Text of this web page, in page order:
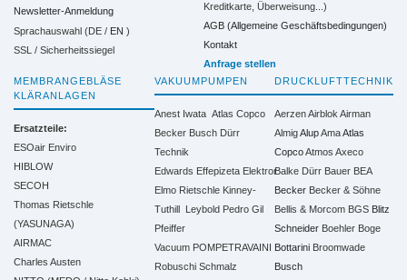
Newsletter-Anmeldung
Sprachauswahl (DE / EN )
SSL / Sicherheitssiegel
Kreditkarte, Überweisung...)
AGB (Allgemeine Geschäftsbedingungen)
Kontakt
Anfrage stellen
MEMBRANGEBLÄSE
KLÄRANLAGEN
Ersatzteile:
ESOair Enviro
HIBLOW
SECOH
Thomas Rietschle
(YASUNAGA)
AIRMAC
Charles Austen
VAKUUMPUMPEN
Anest Iwata Atlas Copco
Becker Busch Dürr
Technik
Edwards Effepizeta Elektror
Elmo Rietschle Kinney-
Tuthill Leybold Pedro Gil
Pfeiffer
Vacuum POMPETRAVAINI
Robuschi Schmalz
DRUCKLUFTTECHNIK
AerzenAirblok Airman
Almig Alup Ama Atlas
Copco Atmos Axeco
Balke Dürr Bauer BEA
Becker Becker & Söhne
Bellis & Morcom BGS Blitz
Schneider Boehler Boge
Bottarini Broomwade
Busch